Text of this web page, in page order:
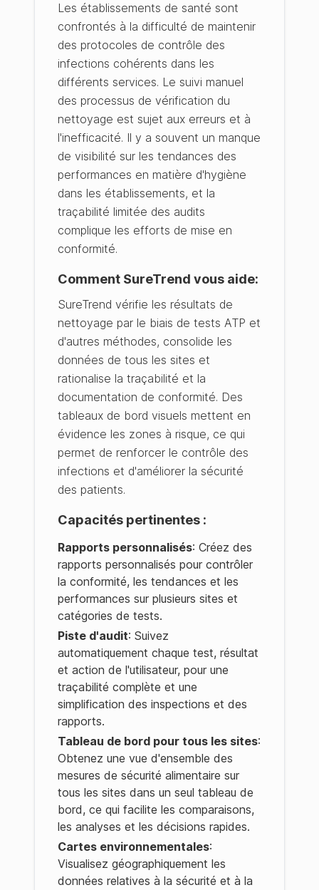
Les établissements de santé sont
confrontés à la difficulté de maintenir
des protocoles de contrôle des
infections cohérents dans les
différents services. Le suivi manuel
des processus de vérification du
nettoyage est sujet aux erreurs et à
l'inefficacité. Il y a souvent un manque
de visibilité sur les tendances des
performances en matière d'hygiène
dans les établissements, et la
traçabilité limitée des audits
complique les efforts de mise en
conformité.
Comment SureTrend vous aide:
SureTrend vérifie les résultats de
nettoyage par le biais de tests ATP et
d'autres méthodes, consolide les
données de tous les sites et
rationalise la traçabilité et la
documentation de conformité. Des
tableaux de bord visuels mettent en
évidence les zones à risque, ce qui
permet de renforcer le contrôle des
infections et d'améliorer la sécurité
des patients.
Capacités pertinentes :
Rapports personnalisés: Créez des
rapports personnalisés pour contrôler
la conformité, les tendances et les
performances sur plusieurs sites et
catégories de tests.
Piste d'audit: Suivez
automatiquement chaque test, résultat
et action de l'utilisateur, pour une
traçabilité complète et une
simplification des inspections et des
rapports.
Tableau de bord pour tous les sites:
Obtenez une vue d'ensemble des
mesures de sécurité alimentaire sur
tous les sites dans un seul tableau de
bord, ce qui facilite les comparaisons,
les analyses et les décisions rapides.
Cartes environnementales:
Visualisez géographiquement les
données relatives à la sécurité et à la